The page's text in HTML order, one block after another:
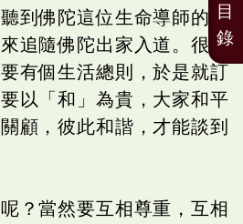
到佛陀這位生命導師的教
追隨佛陀出家入道。很多
有個生活總則，於是就訂
以「和」為貴，大家和平
顧，彼此和諧，才能談到
？當然要互相尊重，互相
目
錄